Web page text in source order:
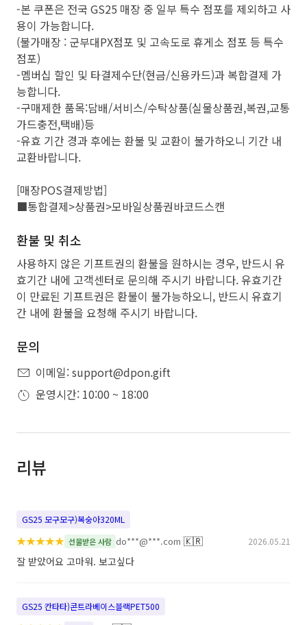
-본 쿠폰은 전국 GS25 매장 중 일부 특수 점포를 제외하고 사
용이 가능합니다.
(불가매장 : 군부대PX점포 및 고속도로 휴게소 점포 등 특수
점포)
-멤버십 할인 및 타결제수단(현금/신용카드)과 복합결제 가
능합니다.
-구매제한 품목:담배/서비스/수탁상품(실물상품권,복권,교통
가드충전,택배)등
-유효 기간 경과 후에는 환불 및 교환이 불가하오니 기간 내
교환바랍니다.
[매장POS결제방법]
■통합결제>상품권>모바일상품권바코드스캔
환불 및 취소
사용하지 않은 기프트권의 환불을 원하시는 경우, 반드시 유
효기간 내에 고객센터로 문의해 주시기 바랍니다. 유효기간
이 만료된 기프트권은 환불이 불가능하오니, 반드시 유효기
간 내에 환불을 요청해 주시기 바랍니다.
문의
이메일: support@dpon.gift
운영시간: 10:00 ~ 18:00
리뷰
GS25 모구모구)복숭아320ML
★★★★★ 선물받은 사람 do***@***.com 🇰🇷 2026.05.21
잘 받았어요 고마워. 보고싶다
GS25 칸타타)콘트라베이스블랙PET500